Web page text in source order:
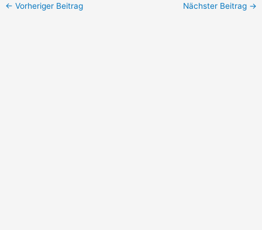
← Vorheriger Beitrag Nächster Beitrag →